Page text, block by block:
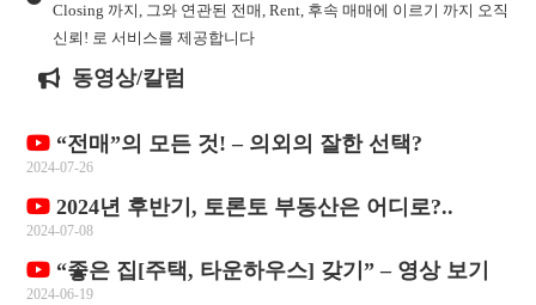
Closing 까지, 그와 연관된 전매, Rent, 후속 매매에 이르기 까지 오직
신뢰! 로 서비스를 제공합니다
동영상/칼럼
“전매”의 모든 것! – 의외의 잘한 선택?
2024-07-26
2024년 후반기, 토론토 부동산은 어디로?..
2024-07-08
“좋은 집[주택, 타운하우스] 갖기” – 영상 보기
2024-06-19